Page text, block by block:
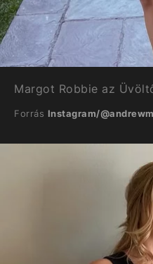
Margot Robbie az
Forrás Instagram/